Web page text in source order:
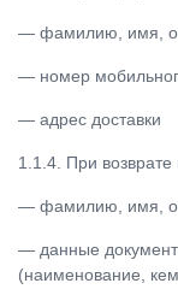
— фамилию, имя,
— номер
— адрес доставки
1.1.4. При возврате
— фамилию, имя,
— данные
(наименование,